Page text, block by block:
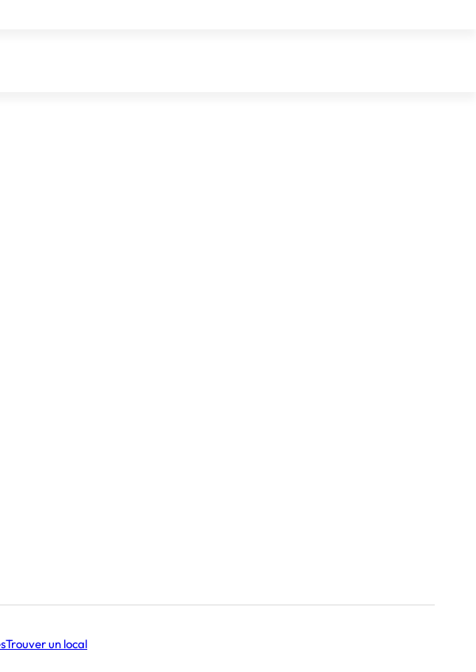
Trouver un local
: vers une
?
post Jeux olympiques et para-
un surcroît de croissance, que